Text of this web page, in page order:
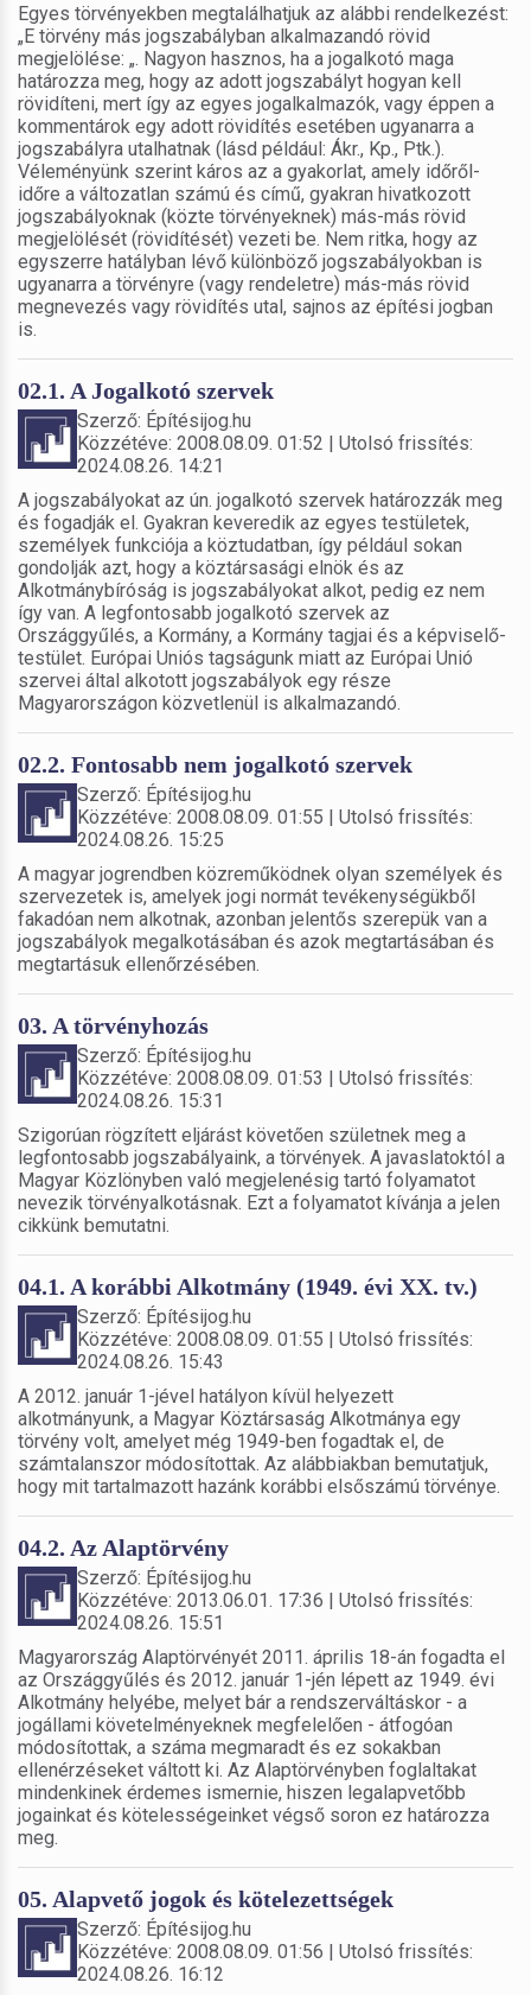
Egyes törvényekben megtalálhatjuk az alábbi rendelkezést:
„E törvény más jogszabályban alkalmazandó rövid
megjelölése: „. Nagyon hasznos, ha a jogalkotó maga
határozza meg, hogy az adott jogszabályt hogyan kell
rövidíteni, mert így az egyes jogalkalmazók, vagy éppen a
kommentárok egy adott rövidítés esetében ugyanarra a
jogszabályra utalhatnak (lásd például: Ákr., Kp., Ptk.).
Véleményünk szerint káros az a gyakorlat, amely időről-
időre a változatlan számú és című, gyakran hivatkozott
jogszabályoknak (közte törvényeknek) más-más rövid
megjelölését (rövidítését) vezeti be. Nem ritka, hogy az
egyszerre hatályban lévő különböző jogszabályokban is
ugyanarra a törvényre (vagy rendeletre) más-más rövid
megnevezés vagy rövidítés utal, sajnos az építési jogban
is.
02.1. A Jogalkotó szervek
Szerző: Építésijog.hu
Közzétéve: 2008.08.09. 01:52 | Utolsó frissítés:
2024.08.26. 14:21
A jogszabályokat az ún. jogalkotó szervek határozzák meg
és fogadják el. Gyakran keveredik az egyes testületek,
személyek funkciója a köztudatban, így például sokan
gondolják azt, hogy a köztársasági elnök és az
Alkotmánybíróság is jogszabályokat alkot, pedig ez nem
így van. A legfontosabb jogalkotó szervek az
Országgyűlés, a Kormány, a Kormány tagjai és a képviselő-
testület. Európai Uniós tagságunk miatt az Európai Unió
szervei által alkotott jogszabályok egy része
Magyarországon közvetlenül is alkalmazandó.
02.2. Fontosabb nem jogalkotó szervek
Szerző: Építésijog.hu
Közzétéve: 2008.08.09. 01:55 | Utolsó frissítés:
2024.08.26. 15:25
A magyar jogrendben közreműködnek olyan személyek és
szervezetek is, amelyek jogi normát tevékenységükből
fakadóan nem alkotnak, azonban jelentős szerepük van a
jogszabályok megalkotásában és azok megtartásában és
megtartásuk ellenőrzésében.
03. A törvényhozás
Szerző: Építésijog.hu
Közzétéve: 2008.08.09. 01:53 | Utolsó frissítés:
2024.08.26. 15:31
Szigorúan rögzített eljárást követően születnek meg a
legfontosabb jogszabályaink, a törvények. A javaslatoktól a
Magyar Közlönyben való megjelenésig tartó folyamatot
nevezik törvényalkotásnak. Ezt a folyamatot kívánja a jelen
cikkünk bemutatni.
04.1. A korábbi Alkotmány (1949. évi XX. tv.)
Szerző: Építésijog.hu
Közzétéve: 2008.08.09. 01:55 | Utolsó frissítés:
2024.08.26. 15:43
A 2012. január 1-jével hatályon kívül helyezett
alkotmányunk, a Magyar Köztársaság Alkotmánya egy
törvény volt, amelyet még 1949-ben fogadtak el, de
számtalanszor módosítottak. Az alábbiakban bemutatjuk,
hogy mit tartalmazott hazánk korábbi elsőszámú törvénye.
04.2. Az Alaptörvény
Szerző: Építésijog.hu
Közzétéve: 2013.06.01. 17:36 | Utolsó frissítés:
2024.08.26. 15:51
Magyarország Alaptörvényét 2011. április 18-án fogadta el
az Országgyűlés és 2012. január 1-jén lépett az 1949. évi
Alkotmány helyébe, melyet bár a rendszerváltáskor - a
jogállami követelményeknek megfelelően - átfogóan
módosítottak, a száma megmaradt és ez sokakban
ellenérzéseket váltott ki. Az Alaptörvényben foglaltakat
mindenkinek érdemes ismernie, hiszen legalapvetőbb
jogainkat és kötelességeinket végső soron ez határozza
meg.
05. Alapvető jogok és kötelezettségek
Szerző: Építésijog.hu
Közzétéve: 2008.08.09. 01:56 | Utolsó frissítés:
2024.08.26. 16:12